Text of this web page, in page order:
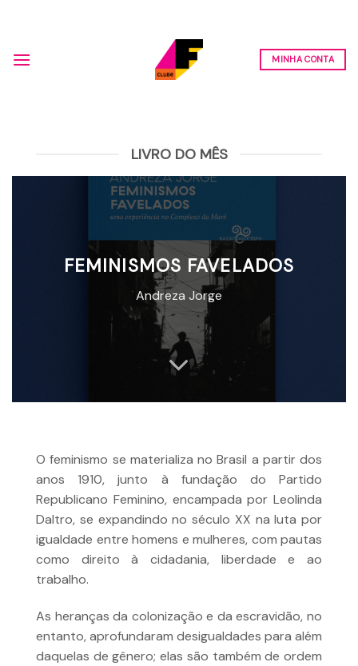
MINHA CONTA
LIVRO DO MÊS
FEMINISMOS FAVELADOS
Andreza Jorge
O feminismo se materializa no Brasil a partir dos
anos 1910, junto à fundação do Partido
Republicano Feminino, encampada por Leolinda
Daltro, se expandindo no século XX na luta por
igualdade entre homens e mulheres, com pautas
como direito à cidadania, liberdade e ao
trabalho.
As heranças da colonização e da escravidão, no
entanto, aprofundaram desigualdades para além
daquelas de gênero; elas são também de ordem